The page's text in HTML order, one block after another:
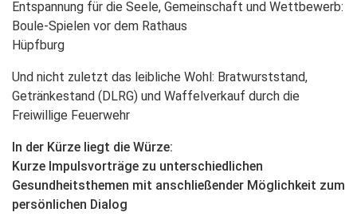
Entspannung für die Seele, Gemeinschaft und Wettbewerb:
Boule-Spielen vor dem Rathaus
Hüpfburg
Und nicht zuletzt das leibliche Wohl: Bratwurststand,
Getränkestand (DLRG) und Waffelverkauf durch die
Freiwillige Feuerwehr
In der Kürze liegt die Würze:
Kurze Impulsvorträge zu unterschiedlichen
Gesundheitsthemen mit anschließender Möglichkeit zum
persönlichen Dialog